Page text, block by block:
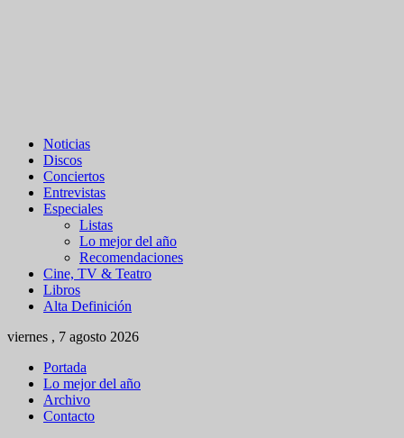
Noticias
Discos
Conciertos
Entrevistas
Especiales
Listas
Lo mejor del año
Recomendaciones
Cine, TV & Teatro
Libros
Alta Definición
viernes , 7 agosto 2026
Portada
Lo mejor del año
Archivo
Contacto